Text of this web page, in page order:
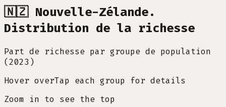
🇳🇿 Nouvelle-Zélande.
Distribution de la richesse
Part de richesse par groupe de population
(2023)
Hover overTap each group for details
Zoom in to see the top